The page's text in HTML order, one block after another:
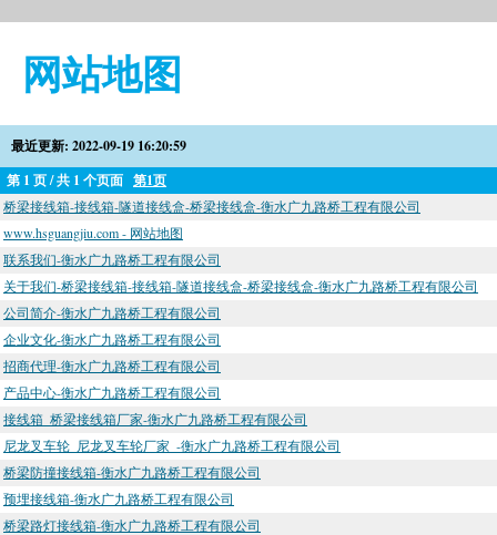
网站地图
最近更新: 2022-09-19 16:20:59
第 1 页 / 共 1 个页面 第1页
桥梁接线箱-接线箱-隧道接线盒-桥梁接线盒-衡水广九路桥工程有限公司
www.hsguangjiu.com - 网站地图
联系我们-衡水广九路桥工程有限公司
关于我们-桥梁接线箱-接线箱-隧道接线盒-桥梁接线盒-衡水广九路桥工程有限公司
公司简介-衡水广九路桥工程有限公司
企业文化-衡水广九路桥工程有限公司
招商代理-衡水广九路桥工程有限公司
产品中心-衡水广九路桥工程有限公司
接线箱_桥梁接线箱厂家-衡水广九路桥工程有限公司
尼龙叉车轮_尼龙叉车轮厂家_-衡水广九路桥工程有限公司
桥梁防撞接线箱-衡水广九路桥工程有限公司
预埋接线箱-衡水广九路桥工程有限公司
桥梁路灯接线箱-衡水广九路桥工程有限公司